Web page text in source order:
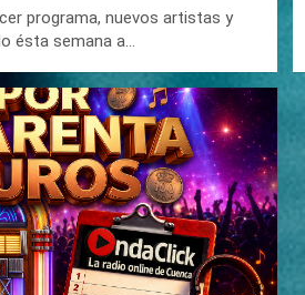
programa, nuevos artistas y
ésta semana a…